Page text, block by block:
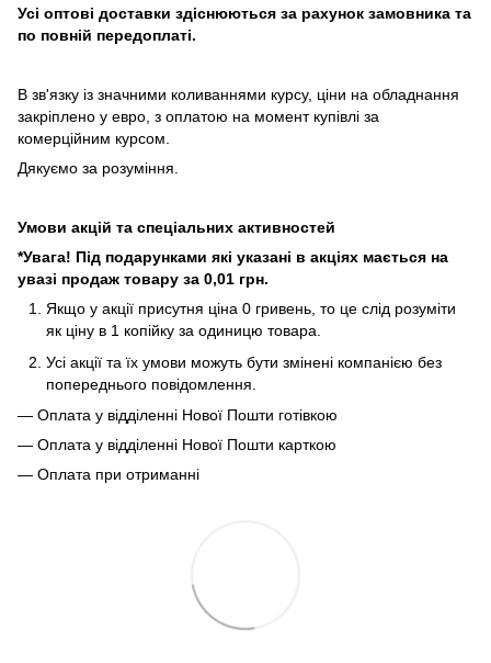
Усі оптові доставки здіснюються за рахунок замовника та
по повній передоплаті.
В зв'язку із значними коливаннями курсу, ціни на обладнання
закріплено у евро, з оплатою на момент купівлі за
комерційним курсом.
Дякуємо за розуміння.
Умови акцій та спеціальних активностей
*Увага! Під подарунками які указані в акціях мається на
увазі продаж товару за 0,01 грн.
Якщо у акції присутня ціна 0 гривень, то це слід розуміти
як ціну в 1 копійку за одиницю товара.
Усі акції та їх умови можуть бути змінені компанією без
попереднього повідомлення.
— Оплата у відділенні Нової Пошти готівкою
— Оплата у відділенні Нової Пошти карткою
— Оплата при отриманні